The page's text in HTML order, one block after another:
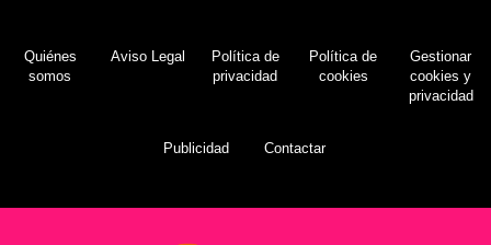
Quiénes
somos
Aviso Legal
Política de
privacidad
Política de
cookies
Gestionar
cookies y
privacidad
Publicidad Contactar